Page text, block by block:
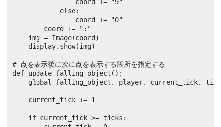
# 点を表示後に次に点を表示する箇所を指定する
def update_falling_object():
global falling_object, player, current_tick,